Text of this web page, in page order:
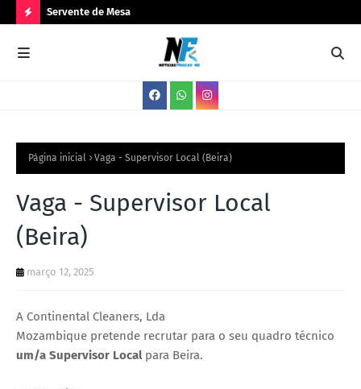
O
V
G
A
Servente de Mesa
Página inicial Vaga - Supervisor Local (Beira)
Vaga - Supervisor Local
(Beira)
março 12, 2025
A Continental Cleaners, Lda
Mozambique pretende recrutar para o seu quadro técnico
um/a Supervisor Localpara Beira.